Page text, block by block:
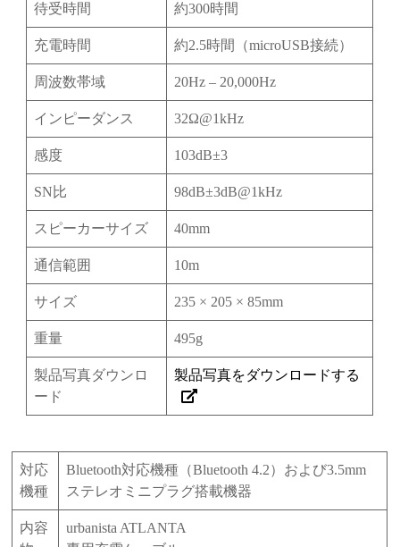
待受時間 約300時間
充電時間 約2.5時間（microUSB接続）
周波数帯域 20Hz – 20,000Hz
インピーダンス 32Ω@1kHz
感度 103dB±3
SN比 98dB±3dB@1kHz
スピーカーサイズ 40mm
通信範囲 10m
サイズ 235 × 205 × 85mm
重量 495g
製品写真ダウンロ
ード
製品写真をダウンロードする
対応
機種
Bluetooth対応機種（Bluetooth 4.2）および3.5mm
ステレオミニプラグ搭載機器
内容
urbanista ATLANTA